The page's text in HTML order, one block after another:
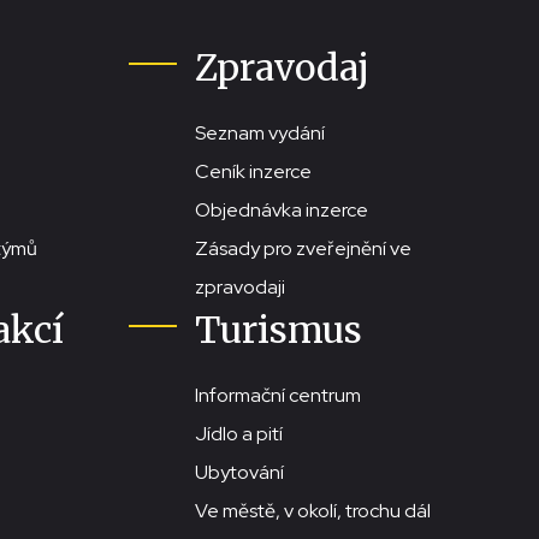
Zpravodaj
Seznam vydání
Ceník inzerce
Objednávka inzerce
Zásady pro zveřejnění ve
zpravodaji
Turismus
Informační centrum
Jídlo a pití
Ubytování
Ve městě, v okolí, trochu dál